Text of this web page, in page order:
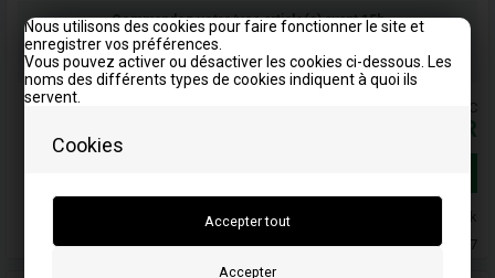
Cookies
Nous utilisons des cookies pour faire fonctionner le site et
enregistrer vos préférences.
Vous pouvez activer ou désactiver les cookies ci-dessous. Les
noms des différents types de cookies indiquent à quoi ils
servent.
Commandez votre/vos article(s) avant 15h
Numéro de colis à envoyer
Votre commande sera expédiée le mandag
Les prix comprennent la TVA = TTC
EUR
En stock
Livraison 5-7